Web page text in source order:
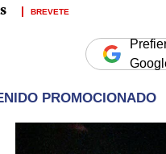
BREVETE